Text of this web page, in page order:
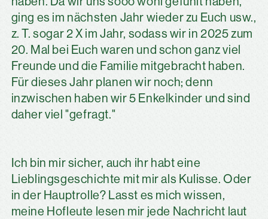
ging es im nächsten Jahr wieder zu Euch usw.,
z. T. sogar 2 X im Jahr, sodass wir in 2025 zum
20. Mal bei Euch waren und schon ganz viel
Freunde und die Familie mitgebracht haben.
Für dieses Jahr planen wir noch; denn
inzwischen haben wir 5 Enkelkinder und sind
daher viel "gefragt."
Ich bin mir sicher, auch ihr habt eine
Lieblingsgeschichte mit mir als Kulisse. Oder
in der Hauptrolle? Lasst es mich wissen,
meine Hofleute lesen mir jede Nachricht laut